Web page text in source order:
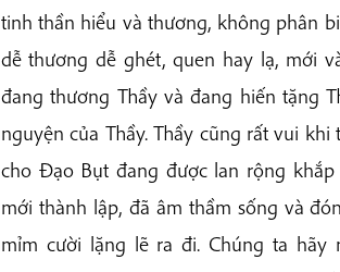
tinh thần hiểu và thương, không phân
dễ thương dễ ghét, quen hay lạ, mới
đang thương Thầy và đang hiến tặng
nguyện của Thầy. Thầy cũng rất vui
cho Đạo Bụt đang được lan rộng
mới thành lập, đã âm thầm sống và
mỉm cười lặng lẽ ra đi. Chúng ta hãy